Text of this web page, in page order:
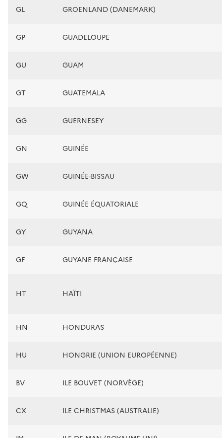
GL GROENLAND (DANEMARK)
GP GUADELOUPE
GU GUAM
GT GUATEMALA
GG GUERNESEY
GN GUINÉE
GW GUINÉE-BISSAU
GQ GUINÉE ÉQUATORIALE
GY GUYANA
GF GUYANE FRANÇAISE
HT HAÏTI
HN HONDURAS
HU HONGRIE (UNION EUROPÉENNE)
BV ILE BOUVET (NORVÈGE)
CX ILE CHRISTMAS (AUSTRALIE)